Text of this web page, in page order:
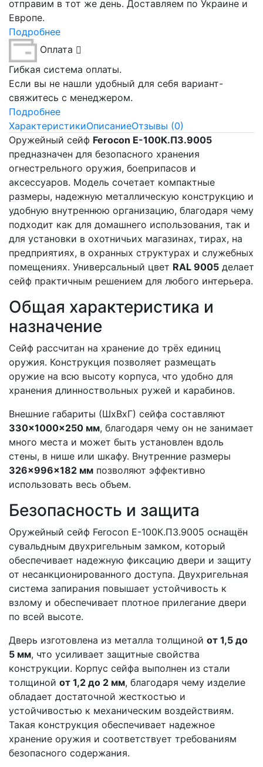
отправим в тот же день. Доставляем по Украине и
Европе.
Подробнее
Оплата
Гибкая система оплаты.
Если вы не нашли удобный для себя вариант-
свяжитесь с менеджером.
Подробнее
ХарактеристикиОписаниеОтзывы (0)
Оружейный сейф Ferocon Е-100К.П3.9005
предназначен для безопасного хранения
огнестрельного оружия, боеприпасов и
аксессуаров. Модель сочетает компактные
размеры, надежную металлическую конструкцию и
удобную внутреннюю организацию, благодаря чему
подходит как для домашнего использования, так и
для установки в охотничьих магазинах, тирах, на
предприятиях, в охранных структурах и служебных
помещениях. Универсальный цвет RAL 9005 делает
сейф практичным решением для любого интерьера.
Общая характеристика и
назначение
Сейф рассчитан на хранение до трёх единиц
оружия. Конструкция позволяет размещать
оружие на всю высоту корпуса, что удобно для
хранения длинноствольных ружей и карабинов.
Внешние габариты (ШхВхГ) сейфа составляют
330×1000×250 мм, благодаря чему он не занимает
много места и может быть установлен вдоль
стены, в нише или шкафу. Внутренние размеры
326×996×182 мм позволяют эффективно
использовать весь объем.
Безопасность и защита
Оружейный сейф Ferocon Е-100К.П3.9005 оснащён
сувальдным двухригельным замком, который
обеспечивает надежную фиксацию двери и защиту
от несанкционированного доступа. Двухригельная
система запирания повышает устойчивость к
взлому и обеспечивает плотное прилегание двери
по всей высоте.
Дверь изготовлена из металла толщиной от 1,5 до
5 мм, что усиливает защитные свойства
конструкции. Корпус сейфа выполнен из стали
толщиной от 1,2 до 2 мм, благодаря чему изделие
обладает достаточной жесткостью и
устойчивостью к механическим воздействиям.
Такая конструкция обеспечивает надежное
хранение оружия и соответствует требованиям
безопасного содержания.